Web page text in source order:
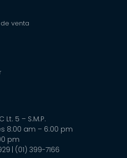
venta
5 – S.M.P.
8:00 am – 6:00 pm
pm
| (01) 399-7166